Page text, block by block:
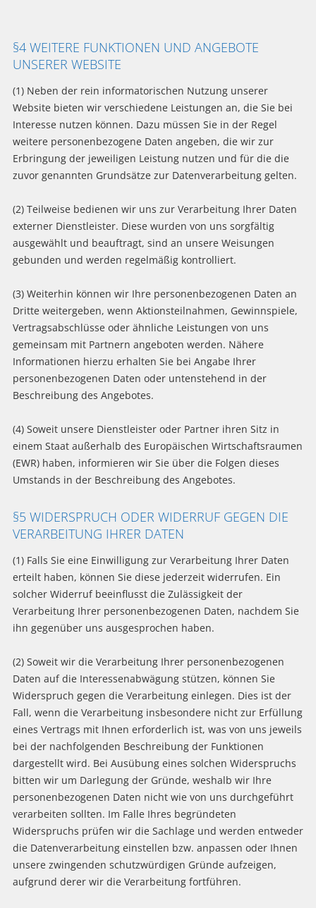
§4 WEITERE FUNKTIONEN UND ANGEBOTE
UNSERER WEBSITE
(1) Neben der rein informatorischen Nutzung unserer
Website bieten wir verschiedene Leistungen an, die Sie bei
Interesse nutzen können. Dazu müssen Sie in der Regel
weitere personenbezogene Daten angeben, die wir zur
Erbringung der jeweiligen Leistung nutzen und für die die
zuvor genannten Grundsätze zur Datenverarbeitung gelten.
(2) Teilweise bedienen wir uns zur Verarbeitung Ihrer Daten
externer Dienstleister. Diese wurden von uns sorgfältig
ausgewählt und beauftragt, sind an unsere Weisungen
gebunden und werden regelmäßig kontrolliert.
(3) Weiterhin können wir Ihre personenbezogenen Daten an
Dritte weitergeben, wenn Aktionsteilnahmen, Gewinnspiele,
Vertragsabschlüsse oder ähnliche Leistungen von uns
gemeinsam mit Partnern angeboten werden. Nähere
Informationen hierzu erhalten Sie bei Angabe Ihrer
personenbezogenen Daten oder untenstehend in der
Beschreibung des Angebotes.
(4) Soweit unsere Dienstleister oder Partner ihren Sitz in
einem Staat außerhalb des Europäischen Wirtschaftsraumen
(EWR) haben, informieren wir Sie über die Folgen dieses
Umstands in der Beschreibung des Angebotes.
§5 WIDERSPRUCH ODER WIDERRUF GEGEN DIE
VERARBEITUNG IHRER DATEN
(1) Falls Sie eine Einwilligung zur Verarbeitung Ihrer Daten
erteilt haben, können Sie diese jederzeit widerrufen. Ein
solcher Widerruf beeinflusst die Zulässigkeit der
Verarbeitung Ihrer personenbezogenen Daten, nachdem Sie
ihn gegenüber uns ausgesprochen haben.
(2) Soweit wir die Verarbeitung Ihrer personenbezogenen
Daten auf die Interessenabwägung stützen, können Sie
Widerspruch gegen die Verarbeitung einlegen. Dies ist der
Fall, wenn die Verarbeitung insbesondere nicht zur Erfüllung
eines Vertrags mit Ihnen erforderlich ist, was von uns jeweils
bei der nachfolgenden Beschreibung der Funktionen
dargestellt wird. Bei Ausübung eines solchen Widerspruchs
bitten wir um Darlegung der Gründe, weshalb wir Ihre
personenbezogenen Daten nicht wie von uns durchgeführt
verarbeiten sollten. Im Falle Ihres begründeten
Widerspruchs prüfen wir die Sachlage und werden entweder
die Datenverarbeitung einstellen bzw. anpassen oder Ihnen
unsere zwingenden schutzwürdigen Gründe aufzeigen,
aufgrund derer wir die Verarbeitung fortführen.